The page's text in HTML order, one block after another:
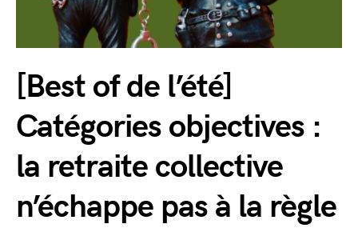
[Best of de l’été]
Catégories objectives :
la retraite collective
n’échappe pas à la règle